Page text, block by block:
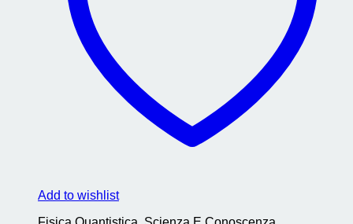
Add to wishlist